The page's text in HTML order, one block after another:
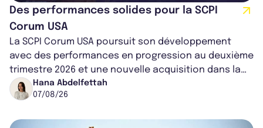
Des performances solides pour la SCPI
Corum USA
La SCPI Corum USA poursuit son développement
avec des performances en progression au deuxième
trimestre 2026 et une nouvelle acquisition dans la
région de Chicago. Entre hausse de...
Hana Abdelfettah
07/08/26